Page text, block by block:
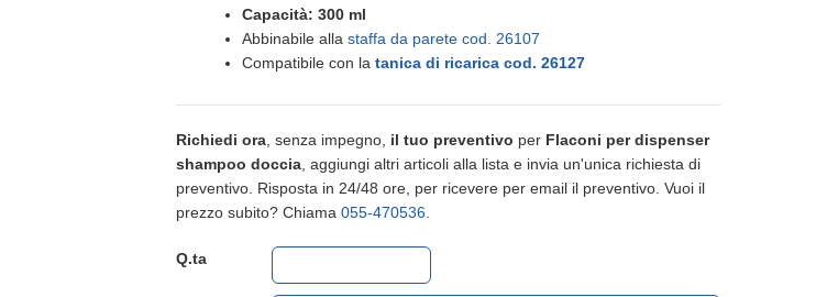
Capacità: 300 ml
Abbinabile alla staffa da parete cod. 26107
Compatibile con la tanica di ricarica cod. 26127
Richiedi ora , senza impegno, il tuo preventivo per Flaconi per dispenser
shampoo doccia , aggiungi altri articoli alla lista e invia un'unica richiesta di
preventivo. Risposta in 24/48 ore, per ricevere per email il preventivo. Vuoi il
prezzo subito? Chiama 055-470536
Q.ta